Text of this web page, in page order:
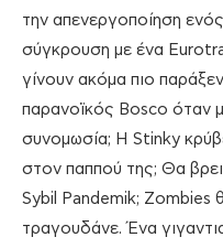
την απενεργοποίηση ενός
σύγκρουση με ένα
γίνουν ακόμα πιο
παρανοϊκός Bosco όταν
συνομωσία; Η Stinky
στον παππού της; Θα
Sybil Pandemik; Zombies
τραγουδάνε. Ένα